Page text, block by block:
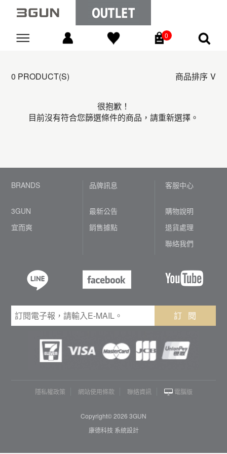
0
0 PRODUCT(S) 商品排序
很抱歉！
目前沒有符合您篩選條件的商品，請重新選擇。
BRANDS
3GUN
宜而爽
品牌訊息
最新公告
銷售據點
客服中心
購物說明
退貨處理
聯絡我們
訂 閱
隱私權政策 網站使用條款 聯絡資訊 電腦版
Copyright© 2026 3GUN
康德科技 系統設計